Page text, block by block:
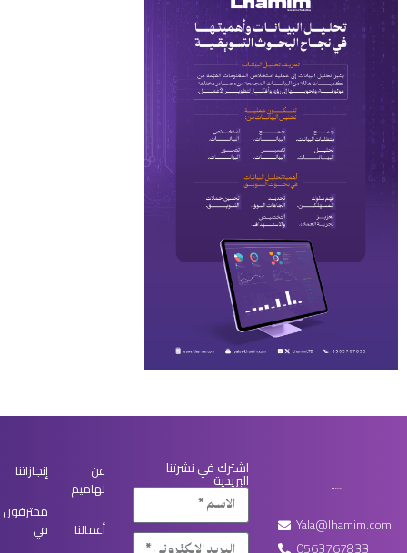
Yala@lhamim.com
اشترك في نشرتنا
البريدية
عن
لهاميم
أعمالنا
إنجازاتنا
محترفون
في